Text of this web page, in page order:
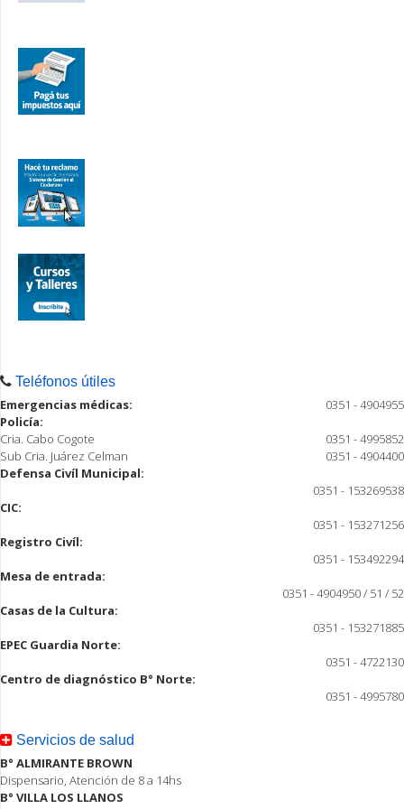
Teléfonos útiles
Emergencias médicas:
0351 - 4904955
Policía:
Cria. Cabo Cogote
0351 - 4995852
Sub Cria. Juárez Celman
0351 - 4904400
Defensa Civíl Municipal:
0351 - 153269538
CIC:
0351 - 153271256
Registro Civíl:
0351 - 153492294
Mesa de entrada:
0351 - 4904950 / 51 / 52
Casas de la Cultura:
0351 - 153271885
EPEC Guardia Norte:
0351 - 4722130
Centro de diagnóstico B° Norte:
0351 - 4995780
Servicios de salud
B° ALMIRANTE BROWN
Dispensario, Atención de 8 a 14hs
B° VILLA LOS LLANOS